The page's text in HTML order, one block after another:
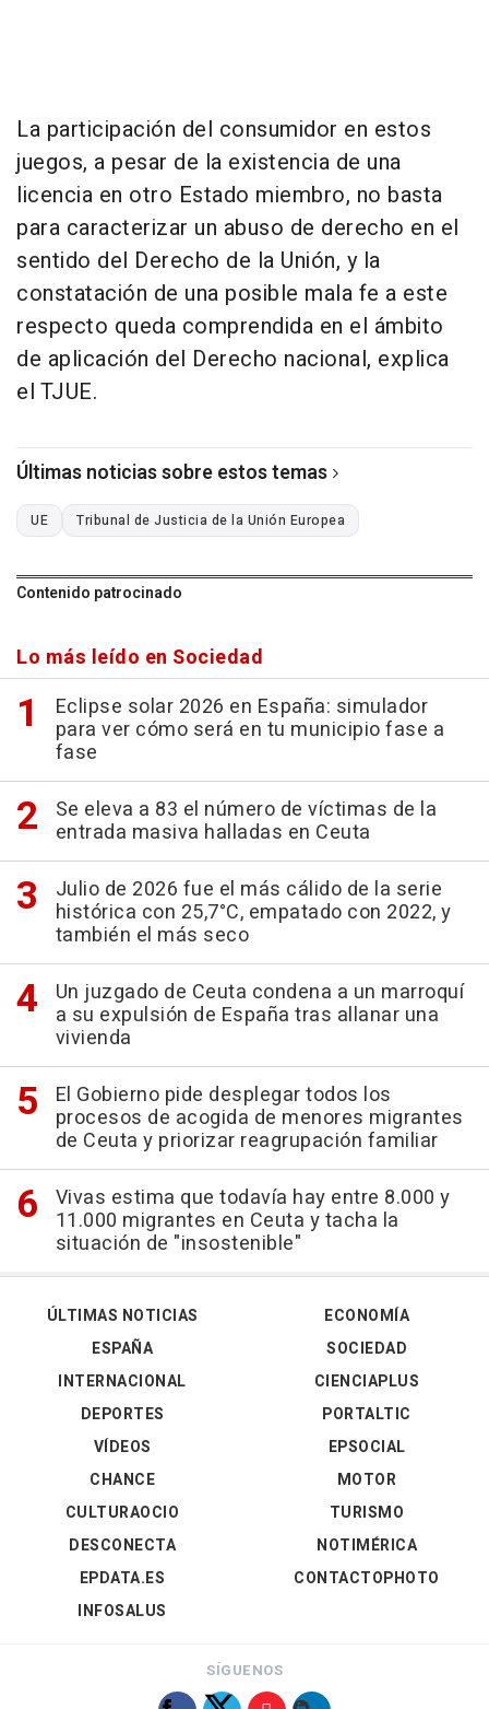
La participación del consumidor en estos
juegos, a pesar de la existencia de una
licencia en otro Estado miembro, no basta
para caracterizar un abuso de derecho en el
sentido del Derecho de la Unión, y la
constatación de una posible mala fe a este
respecto queda comprendida en el ámbito
de aplicación del Derecho nacional, explica
el TJUE.
Últimas noticias sobre estos temas
UE Tribunal de Justicia de la Unión Europea
Contenido patrocinado
Lo más leído en Sociedad
Eclipse solar 2026 en España: simulador
para ver cómo será en tu municipio fase a
fase
Se eleva a 83 el número de víctimas de la
entrada masiva halladas en Ceuta
Julio de 2026 fue el más cálido de la serie
histórica con 25,7°C, empatado con 2022, y
también el más seco
Un juzgado de Ceuta condena a un marroquí
a su expulsión de España tras allanar una
vivienda
El Gobierno pide desplegar todos los
procesos de acogida de menores migrantes
de Ceuta y priorizar reagrupación familiar
Vivas estima que todavía hay entre 8.000 y
11.000 migrantes en Ceuta y tacha la
situación de "insostenible"
ÚLTIMAS NOTICIAS
ESPAÑA
INTERNACIONAL
DEPORTES
VÍDEOS
ECONOMÍA
SOCIEDAD
CIENCIAPLUS
PORTALTIC
EPSOCIAL
CHANCE
CULTURAOCIO
DESCONECTA
EPDATA.ES
INFOSALUS
MOTOR
TURISMO
NOTIMÉRICA
CONTACTOPHOTO
SÍGUENOS